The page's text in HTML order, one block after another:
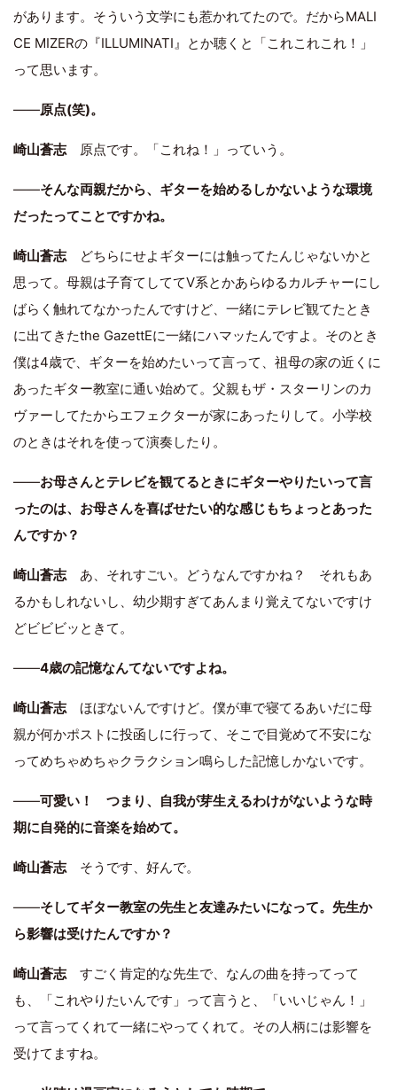
があります。そういう文学にも惹かれてたので。だからMALI
CE MIZERの『ILLUMINATI』とか聴くと「これこれこれ！」
って思います。
――原点(笑)。
崎山蒼志原点です。「これね！」っていう。
――そんな両親だから、ギターを始めるしかないような環境
だったってことですかね。
崎山蒼志どちらにせよギターには触ってたんじゃないかと
思って。母親は子育てしててV系とかあらゆるカルチャーにし
ばらく触れてなかったんですけど、一緒にテレビ観てたとき
に出てきたthe GazettEに一緒にハマッたんですよ。そのとき
僕は4歳で、ギターを始めたいって言って、祖母の家の近くに
あったギター教室に通い始めて。父親もザ・スターリンのカ
ヴァーしてたからエフェクターが家にあったりして。小学校
のときはそれを使って演奏したり。
――お母さんとテレビを観てるときにギターやりたいって言
ったのは、お母さんを喜ばせたい的な感じもちょっとあった
んですか？
崎山蒼志あ、それすごい。どうなんですかね？ それもあ
るかもしれないし、幼少期すぎてあんまり覚えてないですけ
どビビビッときて。
――4歳の記憶なんてないですよね。
崎山蒼志ほぼないんですけど。僕が車で寝てるあいだに母
親が何かポストに投函しに行って、そこで目覚めて不安にな
ってめちゃめちゃクラクション鳴らした記憶しかないです。
――可愛い！ つまり、自我が芽生えるわけがないような時
期に自発的に音楽を始めて。
崎山蒼志そうです、好んで。
――そしてギター教室の先生と友達みたいになって。先生か
ら影響は受けたんですか？
崎山蒼志すごく肯定的な先生で、なんの曲を持ってって
も、「これやりたいんです」って言うと、「いいじゃん！」
って言ってくれて一緒にやってくれて。その人柄には影響を
受けてますね。